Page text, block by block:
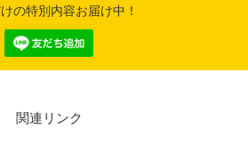
の特別内容お届け中！
関連リンク